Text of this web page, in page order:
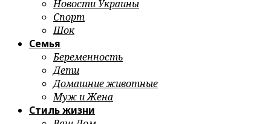
Новости Украины
Спорт
Шок
Семья
Беременность
Дети
Домашние животные
Муж и Жена
Стиль жизни